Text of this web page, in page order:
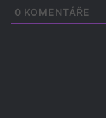
0 KOMENTÁŘE